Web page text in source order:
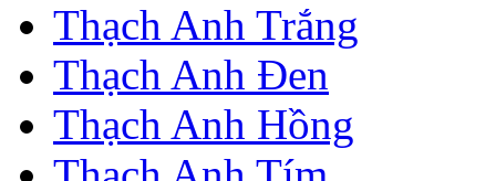
Thạch Anh Trắng
Thạch Anh Đen
Thạch Anh Hồng